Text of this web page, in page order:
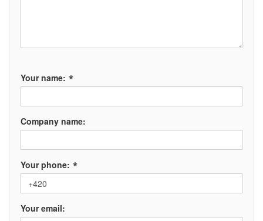
Your name: *
Company name:
Your phone: *
Your email: